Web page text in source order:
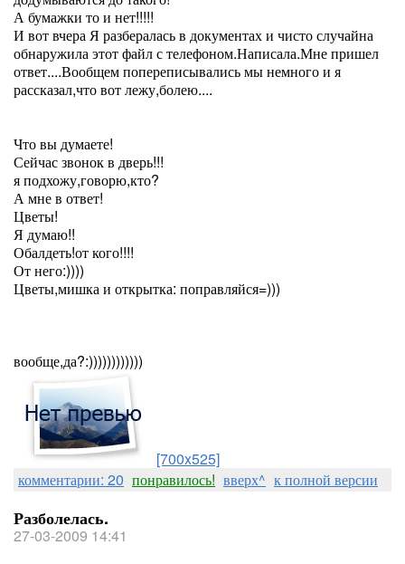
А бумажки то и нет!!!!!
И вот вчера Я разбералась в документах и чисто случайна
обнаружила этот файл с телефоном.Написала.Мне пришел
ответ....Вообщем попереписывались мы немного и я
рассказал,что вот лежу,болею....
Что вы думаете!
Сейчас звонок в дверь!!!
я подхожу,говорю,кто?
А мне в ответ!
Цветы!
Я думаю!!
Обалдеть!от кого!!!!
От него:))))
Цветы,мишка и открытка: поправляйся=)))
вообще,да?:))))))))))))
[700x525]
комментарии: 20 понравилось! вверх^ к полной версии
Разболелась.
27-03-2009 14:41